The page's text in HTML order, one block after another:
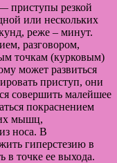
приступы резкой
или нескольких
реже – минут.
разговором,
точкам (курковым)
может развиться
приступ, они
совершить малейшее
покраснением
мышц,
носа. В
гиперстезию в
в точке ее выхода.